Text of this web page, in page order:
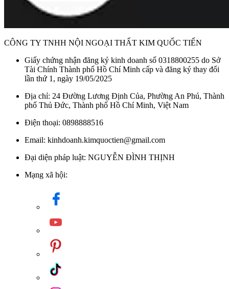
CÔNG TY TNHH NỘI NGOẠI THẤT KIM QUỐC TIẾN
Giấy chứng nhận đăng ký kinh doanh số 0318800255 do Sở
Tài Chính Thành phố Hồ Chí Minh cấp và đăng ký thay đổi
lần thứ 1, ngày 19/05/2025
Địa chỉ: 24 Đường Lương Định Của, Phường An Phú, Thành
phố Thủ Đức, Thành phố Hồ Chí Minh, Việt Nam
Điện thoại: 0898888516
Email: kinhdoanh.kimquoctien@gmail.com
Đại diện pháp luật: NGUYỄN ĐÌNH THỊNH
Mạng xã hội: